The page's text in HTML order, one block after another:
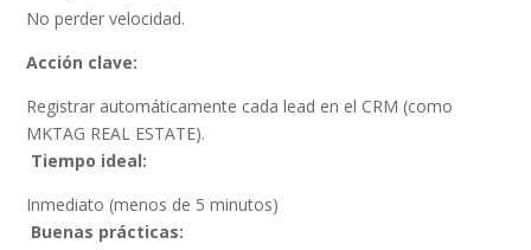
No perder velocidad.
Acción clave:
Registrar automáticamente cada lead en el CRM (como
MKTAG REAL ESTATE).
Tiempo ideal:
Inmediato (menos de 5 minutos)
Buenas prácticas: